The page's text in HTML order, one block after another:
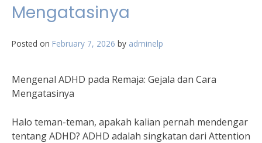
Mengatasinya
Posted on February 7, 2026 by adminelp
Mengenal ADHD pada Remaja: Gejala dan Cara
Mengatasinya
Halo teman-teman, apakah kalian pernah mendengar
tentang ADHD? ADHD adalah singkatan dari Attention